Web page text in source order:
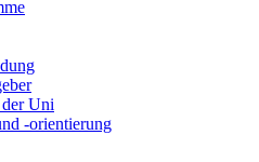
der Uni
-orientierung